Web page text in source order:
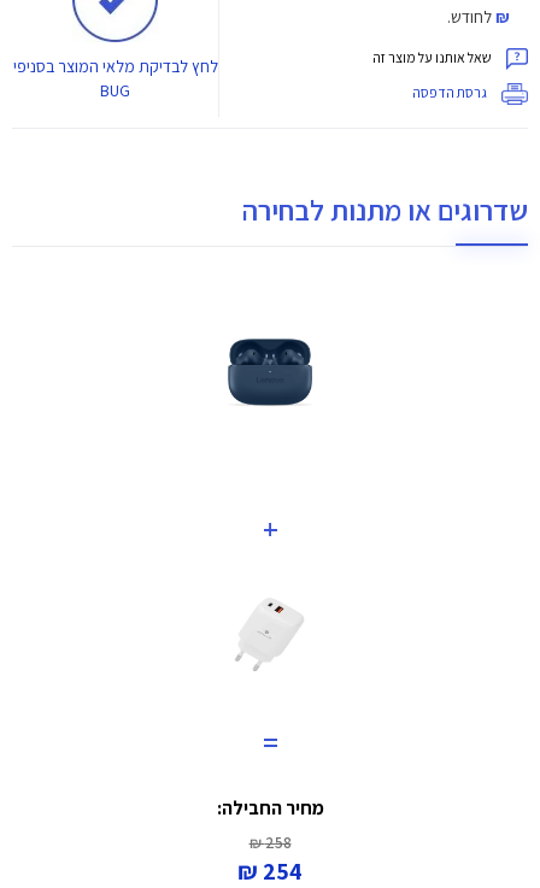
₪לחודש.
שאל אותנו על מוצר זה
גרסת הדפסה
לחץלבדיקת מלאי המוצר בסניפי
BUG
שדרוגים או מתנות לבחירה
+
=
מחיר החבילה:
258 ₪
254 ₪